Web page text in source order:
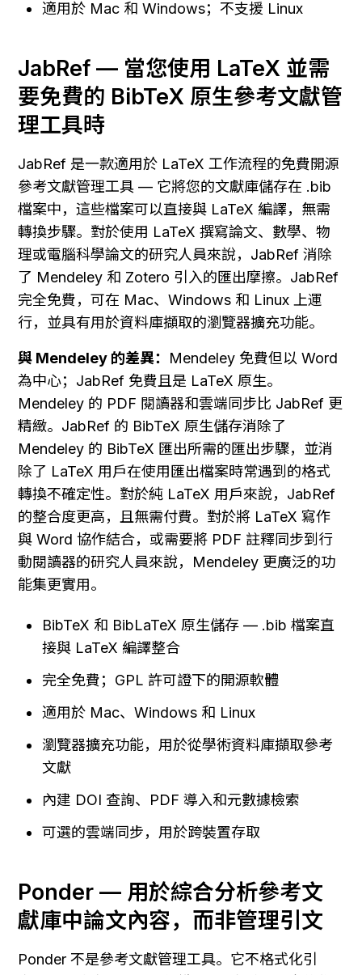
適用於 Mac 和 Windows；不支援 Linux
JabRef — 當您使用 LaTeX 並需
要免費的 BibTeX 原生參考文獻管
理工具時
JabRef 是一款適用於 LaTeX 工作流程的免費開源
參考文獻管理工具 — 它將您的文獻庫儲存在 .bib
檔案中，這些檔案可以直接與 LaTeX 編譯，無需
轉換步驟。對於使用 LaTeX 撰寫論文、數學、物
理或電腦科學論文的研究人員來說，JabRef 消除
了 Mendeley 和 Zotero 引入的匯出摩擦。JabRef
完全免費，可在 Mac、Windows 和 Linux 上運
行，並具有用於資料庫擷取的瀏覽器擴充功能。
與 Mendeley 的差異： Mendeley 免費但以 Word
為中心；JabRef 免費且是 LaTeX 原生。
Mendeley 的 PDF 閱讀器和雲端同步比 JabRef 更
精緻。JabRef 的 BibTeX 原生儲存消除了
Mendeley 的 BibTeX 匯出所需的匯出步驟，並消
除了 LaTeX 用戶在使用匯出檔案時常遇到的格式
轉換不確定性。對於純 LaTeX 用戶來說，JabRef
的整合度更高，且無需付費。對於將 LaTeX 寫作
與 Word 協作結合，或需要將 PDF 註釋同步到行
動閱讀器的研究人員來說，Mendeley 更廣泛的功
能集更實用。
BibTeX 和 BibLaTeX 原生儲存 — .bib 檔案直
接與 LaTeX 編譯整合
完全免費；GPL 許可證下的開源軟體
適用於 Mac、Windows 和 Linux
瀏覽器擴充功能，用於從學術資料庫擷取參考
文獻
內建 DOI 查詢、PDF 導入和元數據檢索
可選的雲端同步，用於跨裝置存取
Ponder — 用於綜合分析參考文
獻庫中論文內容，而非管理引文
Ponder 不是參考文獻管理工具。它不格式化引